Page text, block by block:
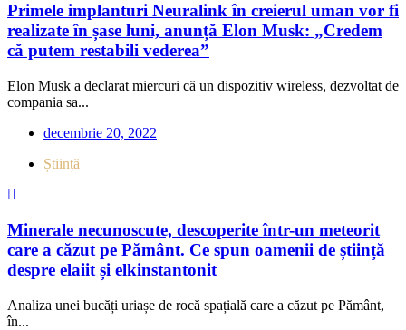
Primele implanturi Neuralink în creierul uman vor fi
realizate în șase luni, anunță Elon Musk: „Credem
că putem restabili vederea”
Elon Musk a declarat miercuri că un dispozitiv wireless, dezvoltat de
compania sa...
decembrie 20, 2022
Știință
Minerale necunoscute, descoperite într-un meteorit
care a căzut pe Pământ. Ce spun oamenii de știință
despre elaiit și elkinstantonit
Analiza unei bucăți uriașe de rocă spațială care a căzut pe Pământ,
în...